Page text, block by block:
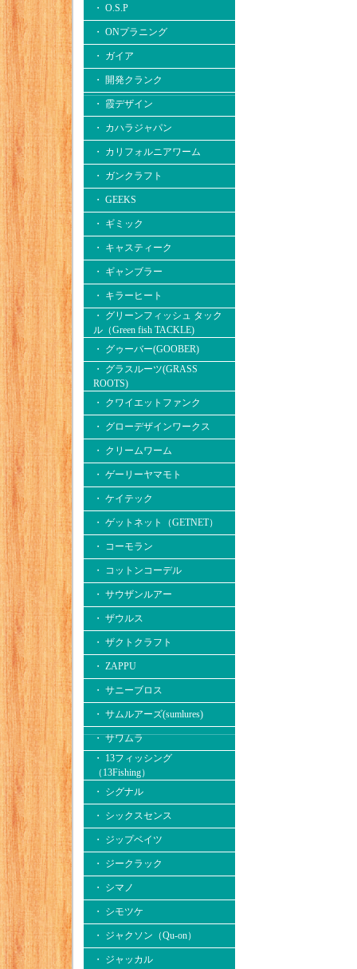
・ O.S.P
・ ONプラニング
・ ガイア
・ 開発クランク
・ 霞デザイン
・ カハラジャパン
・ カリフォルニアワーム
・ ガンクラフト
・ GEEKS
・ ギミック
・ キャスティーク
・ ギャンブラー
・ キラーヒート
・ グリーンフィッシュ タック
ル（Green fish TACKLE)
・ グゥーバー(GOOBER)
・ グラスルーツ(GRASS
ROOTS)
・ クワイエットファンク
・ グローデザインワークス
・ クリームワーム
・ ゲーリーヤマモト
・ ケイテック
・ ゲットネット（GETNET）
・ コーモラン
・ コットンコーデル
・ サウザンルアー
・ ザウルス
・ ザクトクラフト
・ ZAPPU
・ サニーブロス
・ サムルアーズ(sumlures)
・ サワムラ
・ 13フィッシング
（13Fishing）
・ シグナル
・ シックスセンス
・ ジップベイツ
・ ジークラック
・ シマノ
・ シモツケ
・ ジャクソン（Qu-on）
・ ジャッカル